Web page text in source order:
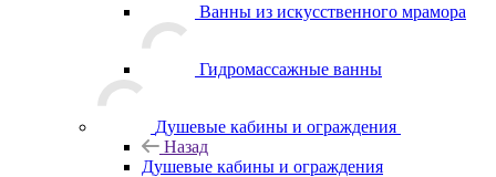
Ванны из искусственного мрамора
Гидромассажные ванны
Душевые кабины и ограждения
Назад
Душевые кабины и ограждения